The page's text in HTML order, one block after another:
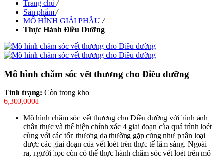
Trang chủ /
Sản phẩm /
MÔ HÌNH GIẢI PHẪU /
Thực Hành Điều Dưỡng
Mô hình chăm sóc vết thương cho Điều dưỡng
Tình trạng: Còn trong kho
6,300,000đ
Mô hình chăm sóc vết thương cho Điều dưỡng với hình ảnh
chân thực và thể hiện chính xác 4 giai đoạn của quá trình loét
cùng với các tổn thương da thường gặp cũng như phân loại
được các giai đoạn của vết loét trên thực tế lâm sàng. Ngoài
ra, người học còn có thể thực hành chăm sóc vết loét trên mô